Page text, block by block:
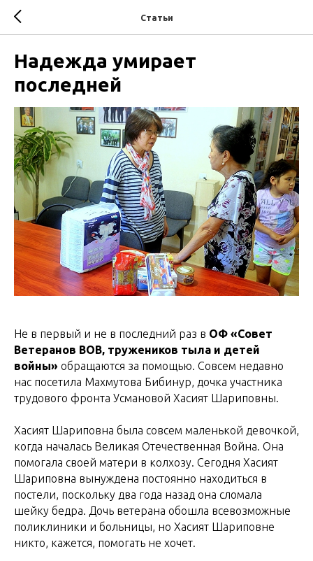
Статьи
Надежда умирает
последней
Не в первый и не в последний раз в ОФ «Совет
Ветеранов ВОВ, тружеников тыла и детей
войны» обращаются за помощью. Совсем недавно
нас посетила Махмутова Бибинур, дочка участника
трудового фронта Усмановой Хасият Шариповны.
Хасият Шариповна была совсем маленькой девочкой,
когда началась Великая Отечественная Война. Она
помогала своей матери в колхозу. Сегодня Хасият
Шариповна вынуждена постоянно находиться в
постели, поскольку два года назад она сломала
шейку бедра. Дочь ветерана обошла всевозможные
поликлиники и больницы, но Хасият Шариповне
никто, кажется, помогать не хочет.